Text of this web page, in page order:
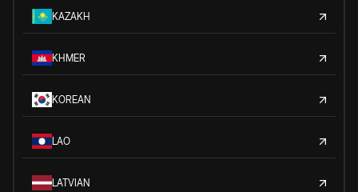
KAZAKH
KHMER
KOREAN
LAO
LATVIAN